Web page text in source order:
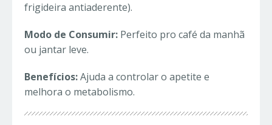
frigideira antiaderente).
Modo de Consumir: Perfeito pro café da manhã
ou jantar leve.
Benefícios:Ajuda a controlar o apetite e
melhora o metabolismo.